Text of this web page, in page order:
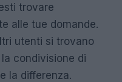
trovare
alle tue domande.
utenti si trovano
condivisione di
la differenza.